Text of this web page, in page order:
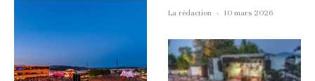
La rédaction · 10 mars 2026